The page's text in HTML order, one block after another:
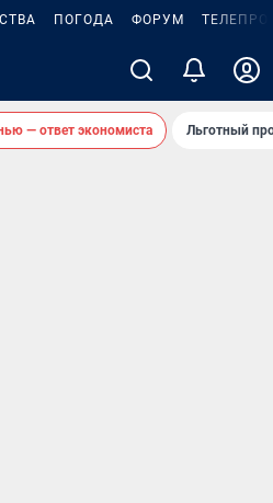
ПОГОДА ФОРУМ
— ответ экономиста Льготный